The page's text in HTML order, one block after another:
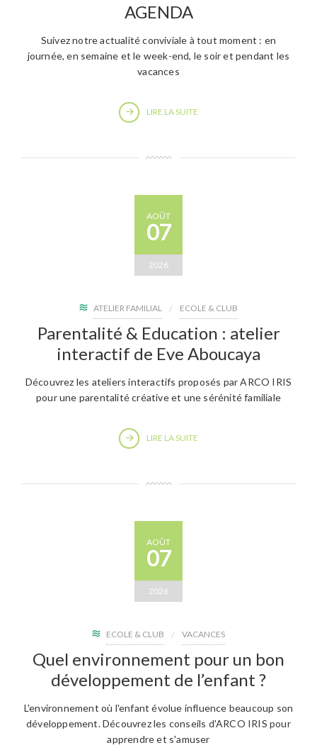
AGENDA
Suivez notre actualité conviviale à tout moment : en
journée, en semaine et le week-end, le soir et pendant les
vacances
LIRE LA SUITE
AOÛT
07
2026
ATELIER FAMILIAL ECOLE & CLUB
Parentalité & Education : atelier
interactif de Eve Aboucaya
Découvrez les ateliers interactifs proposés par ARCO IRIS
pour une parentalité créative et une sérénité familiale
LIRE LA SUITE
AOÛT
07
2026
ECOLE & CLUB VACANCES
Quel environnement pour un bon
développement de l’enfant ?
L'environnement où l'enfant évolue influence beaucoup son
développement. Découvrez les conseils d'ARCO IRIS pour
apprendre et s'amuser